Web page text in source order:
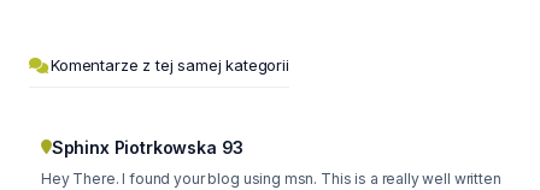
Komentarze z tej samej kategorii
Sphinx Piotrkowska 93
Hey There. I found your blog using msn. This is a really well written